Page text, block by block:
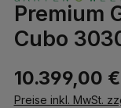
Premium
Cubo
10.399,00
Preise inkl. MwSt.